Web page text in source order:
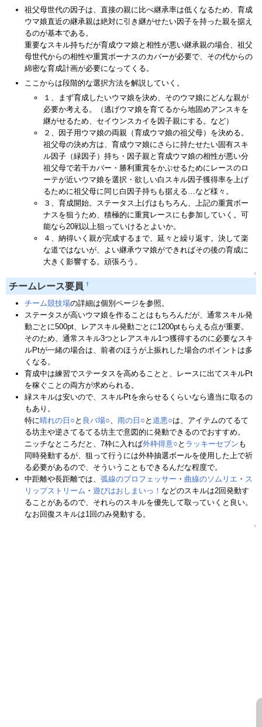
祖父母世代の因子は、直接の親に比べ継承率は低くなるため、育成
ウマ娘直近の継承親は絶対に引き継がせたい因子を持った親を据え
るのが基本である。
重要なスキル持ちだが育成ウマ娘と相性が悪い継承親の場合、祖父
母世代からの相性や重賞ボーナスのカバーが必要で、その代からの
綿密な育成計画が必要になってくる。
ここからは段階的な選択方法を解説していく。
１、まず育成したいウマ娘を決め、そのウマ娘にどんな親が
必要か考える。（逃げウマ娘を育てるから地固めアンスキを
継がせるため、セイウンスカイを因子親にする。など）
２、因子用ウマ娘の両親（育成ウマ娘の祖父母）を決める。
祖父母の決め方は、育成ウマ娘にさらに持たせたい固有スキ
ル因子（緑因子）持ち・因子親と育成ウマ娘の相性が悪い分
祖父母で若干カバー・勝利重賞をかぶせるためにレースのロ
ーテが近いウマ娘を選択・欲しい白スキル因子獲得率を上げ
るために祖父母に同じ白因子持ちも据える…など様々。
３、育成開始。ステータス上げはもちろん、上記の重賞ボー
ナスを狙うため、積極的に重賞レースにも参加していく。可
能なら20戦以上狙っていけるとよいか。
４、納得いく親が完成するまで、延々と繰り返す。決して楽
な道ではないが、よい継承ウマ娘ができればその後の育成に
大きく影響する。頑張ろう。
↑
チームレース要員 †
チーム競技場の詳細は個別ページを参照。
ステータスが高いウマ娘を作ることはもちろんだが、通常スキル発
動ごとに500pt、レアスキル発動ごとに1200ptもらえる点が重要。
そのため、通常スキル3つとレアスキル1つ獲得するのに必要なスキ
ルPtが一緒の場合は、前者のほうが上振れした場合のポイントは多
くなる。
育成中は練習でステータスを高めることと、レースに出てスキルPt
を稼ぐことの両方が求められる。
緑スキルは安いので、スキルPtを余らせるくらいなら適当に取るの
もあり。
特に晴れの日○ と 良バ場○ 雨の日○ と 道悪○は、アイテムのてるて
る坊主や逆さてるてる坊主で意図的に発動できるのでおすすめ。
ニッチなところだと、7枠に入れば外枠得意○ と ラッキーセブン も
同時発動するが、狙って行うには外枠抽選ボールを使用した上で祈
る必要があるので、そういうこともできるんだな程度で。
中距離や長距離では、 弧線のプロフェッサー ・ 曲線のソムリエ ・ ス
リップストリーム ・ 遊びはおしまいっ！ などのスキルは2回発動す
ることがあるので、それらのスキルを優先して取っていくと良い。
なお回復スキルは1回のみ発動する。
↑